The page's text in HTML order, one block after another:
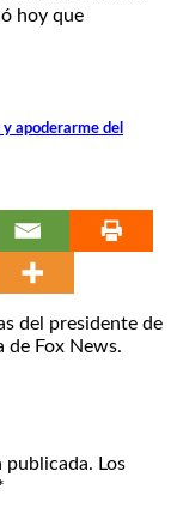
hoy que
apoderarme del
del presidente de
de Fox News.
publicada. Los